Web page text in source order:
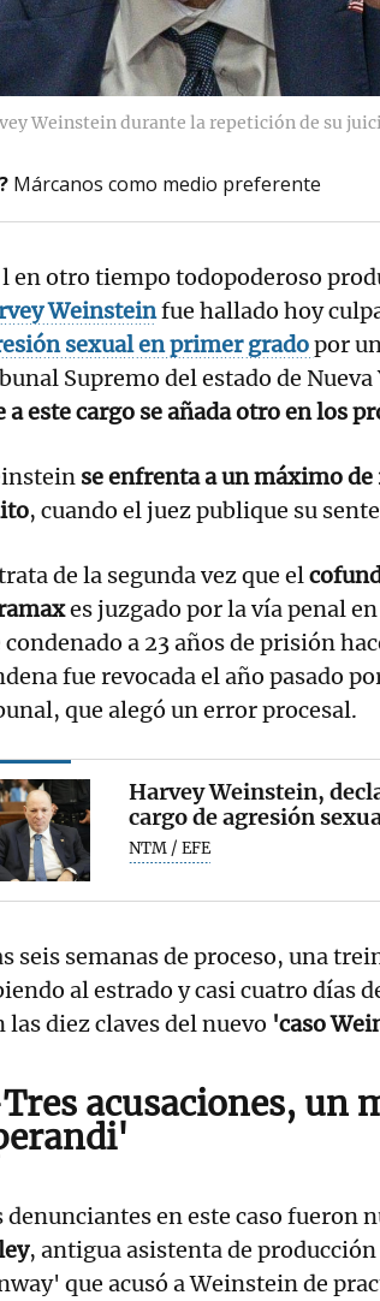
Weinstein durante la repetición de su
Márcanos como medio preferente
l en otro tiempo todopoderoso
Weinsteinfue hallado hoy
sexual en primer gradopor
Supremo del estado de Nueva
a este cargo se añada otro en los
se enfrenta a un máximo de
, cuando el juez publique su
de la segunda vez que el
es juzgado por la vía penal
condenado a 23 años de prisión
fue revocada el año pasado
que alegó un error procesal.
Harvey Weinstein,
cargo de agresión
NTM / EFE
seis semanas de proceso, una
al estrado y casi cuatro días
las diez claves del nuevo 'caso
acusaciones, un
denunciantes en este caso fueron
, antigua asistenta de
que acusó a Weinstein de